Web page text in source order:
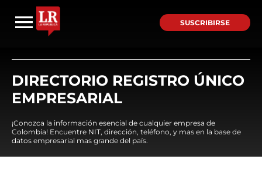
SUSCRIBIRSE
DIRECTORIO REGISTRO ÚNICO
EMPRESARIAL
¡Conozca la información esencial de cualquier empresa de
Colombia! Encuentre NIT, dirección, teléfono, y mas en la base de
datos empresarial mas grande del país.